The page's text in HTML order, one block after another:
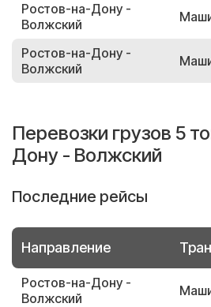
Ростов-на-Дону -
Волжский
Ростов-на-Дону -
Волжский
Перевозки грузов 5
Дону - Волжский
Последние рейсы
Направление
Ростов-на-Дону -
Волжский